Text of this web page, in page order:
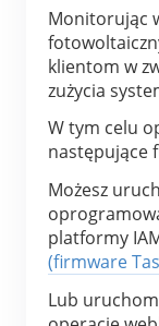
Monitorując
klientom w
zużycia
W tym celu
następujące
Możesz
platformy
(firmware
Lub